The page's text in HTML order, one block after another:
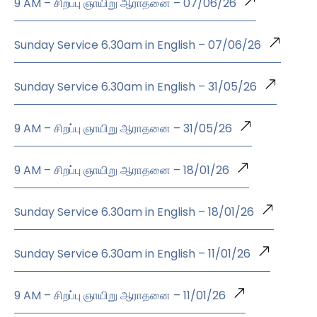
9 AM – சிறப்பு ஞாயிறு ஆராதனை – 07/06/26
Sunday Service 6.30am in English – 07/06/26
Sunday Service 6.30am in English – 31/05/26
9 AM – சிறப்பு ஞாயிறு ஆராதனை – 31/05/26
9 AM – சிறப்பு ஞாயிறு ஆராதனை – 18/01/26
Sunday Service 6.30am in English – 18/01/26
Sunday Service 6.30am in English – 11/01/26
9 AM – சிறப்பு ஞாயிறு ஆராதனை – 11/01/26